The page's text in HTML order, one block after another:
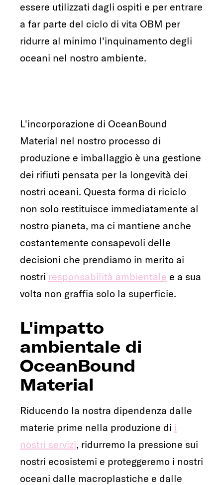
essere utilizzati dagli ospiti e per entrare
a far parte del ciclo di vita OBM per
ridurre al minimo l'inquinamento degli
oceani nel nostro ambiente.
L'incorporazione di OceanBound
Material nel nostro processo di
produzione e imballaggio è una gestione
dei rifiuti pensata per la longevità dei
nostri oceani. Questa forma di riciclo
non solo restituisce immediatamente al
nostro pianeta, ma ci mantiene anche
costantemente consapevoli delle
decisioni che prendiamo in merito ai
nostri responsabilità ambientale e a sua
volta non graffia solo la superficie.
L'impatto
ambientale di
OceanBound
Material
Riducendo la nostra dipendenza dalle
materie prime nella produzione di i
nostri servizi, ridurremo la pressione sui
nostri ecosistemi e proteggeremo i nostri
oceani dalle macroplastiche e dalle